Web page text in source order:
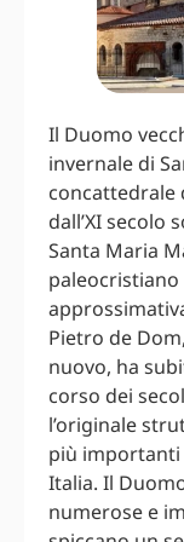
Il Duomo
invernale di
concattedrale
dall’XI secolo
Santa Maria
Pietro de
nuovo, ha
corso dei
l’originale
più
Italia. Il
numerose e